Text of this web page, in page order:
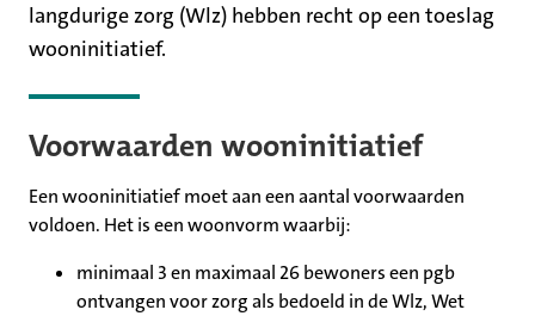
langdurige zorg (Wlz) hebben recht op een toeslag
wooninitiatief.
Voorwaarden wooninitiatief
Een wooninitiatief moet aan een aantal voorwaarden
voldoen. Het is een woonvorm waarbij:
minimaal 3 en maximaal 26 bewoners een pgb
ontvangen voor zorg als bedoeld in de Wlz, Wet